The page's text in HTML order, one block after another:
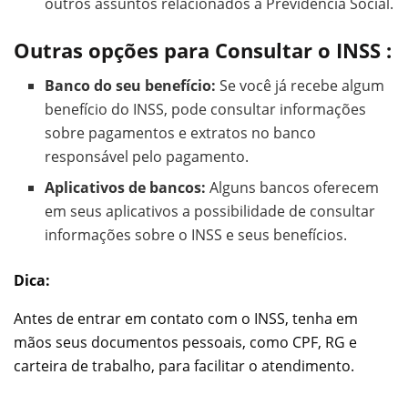
Outras opções para Consultar o INSS :
Banco do seu benefício: Se você já recebe algum
benefício do INSS, pode consultar informações
sobre pagamentos e extratos no banco
responsável pelo pagamento.
Aplicativos de bancos: Alguns bancos oferecem
em seus aplicativos a possibilidade de consultar
informações sobre o INSS e seus benefícios.
Dica:
Antes de entrar em contato com o INSS, tenha em
mãos seus documentos pessoais, como CPF, RG e
carteira de trabalho, para facilitar o atendimento.